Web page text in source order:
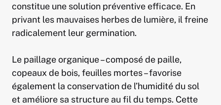
constitue une solution préventive efficace. En
privant les mauvaises herbes de lumière, il freine
radicalement leur germination.
Le paillage organique – composé de paille,
copeaux de bois, feuilles mortes – favorise
également la conservation de l’humidité du sol
et améliore sa structure au fil du temps. Cette